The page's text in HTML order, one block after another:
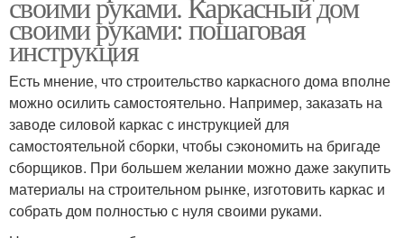
своими руками: пошаговая
инструкция
Есть мнение, что строительство каркасного дома вполне
можно осилить самостоятельно. Например, заказать на
заводе силовой каркас с инструкцией для
самостоятельной сборки, чтобы сэкономить на бригаде
сборщиков. При большем желании можно даже закупить
материалы на строительном рынке, изготовить каркас и
собрать дом полностью с нуля своими руками.